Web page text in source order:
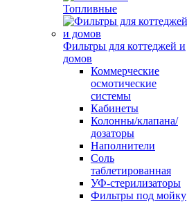
Топливные
Фильтры для коттеджей и
домов
Коммерческие
осмотические
системы
Кабинеты
Колонны/клапана/
дозаторы
Наполнители
Соль
таблетированная
УФ-стерилизаторы
Фильтры под мойку